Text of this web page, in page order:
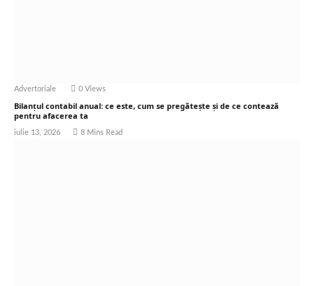
Advertoriale 0 Views
Bilanțul contabil anual: ce este, cum se pregătește și de ce contează
pentru afacerea ta
iulie 13, 2026 8 Mins Read